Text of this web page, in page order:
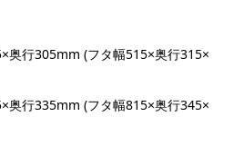
奥行305mm (フタ幅515×奥行315×
奥行335mm (フタ幅815×奥行345×